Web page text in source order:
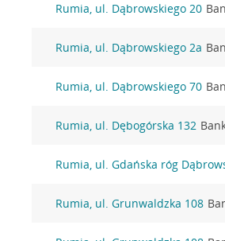
Rumia, ul. Dąbrowskiego 20
Rumia, ul. Dąbrowskiego 2a
Rumia, ul. Dąbrowskiego 70
Rumia, ul. Dębogórska 132
Rumia, ul. Gdańska róg
Rumia, ul. Grunwaldzka 108